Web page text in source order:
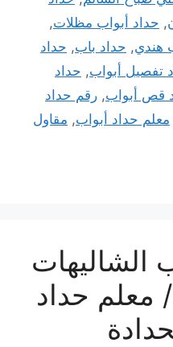
, حداد أبواب مظلات,
هندي, حداد باب, حداد
تفصيل أبواب, حداد
قص أبواب, رقم حداد
معلم حداد أبواب, مقاول
الشاليهات
/ 56585569 / معلم حداد